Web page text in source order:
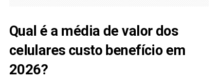
Qual é a média de valor dos
celulares custo benefício em
2026?